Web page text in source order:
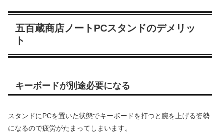
五百蔵商店ノートPCスタンドのデメリッ
ト
キーボードが別途必要になる
スタンドにPCを置いた状態でキーボードを打つと腕を上げる姿勢
になるので疲労がたまってしまいます。